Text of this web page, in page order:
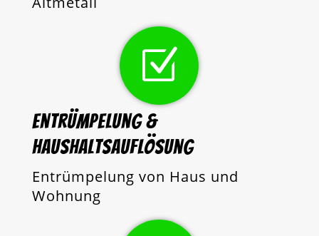
Z
Entrümpelung &
Haushaltsauflösung
Entrümpelung von Haus und
Wohnung